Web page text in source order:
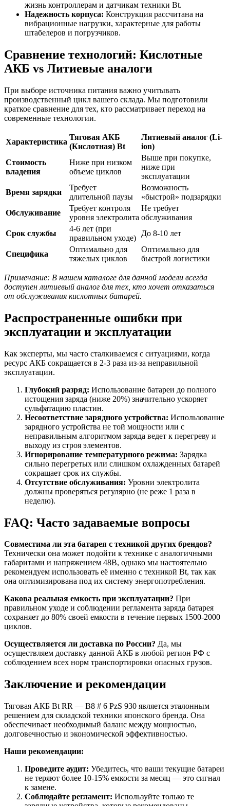
жизнь контроллерам и датчикам техники Bt.
Надежность корпуса: Конструкция рассчитана на
вибрационные нагрузки, характерные для работы
штабелеров и погрузчиков.
Сравнение технологий: Кислотные
АКБ vs Литиевые аналоги
При выборе источника питания важно учитывать
производственный цикл вашего склада. Мы подготовили
краткое сравнение для тех, кто рассматривает переход на
современные технологии.
Характеристика
Тяговая АКБ
(Кислотная) Bt
Литиевый аналог (Li-
ion)
Стоимость
владения
Ниже при низком
объеме циклов
Выше при покупке,
ниже при
эксплуатации
Время зарядки
Требует
длительной паузы
Возможность
«быстрой» подзарядки
Обслуживание
Требует контроля
уровня электролита
Не требует
обслуживания
Срок службы
4-6 лет (при
правильном уходе)
До 8-10 лет
Специфика
Оптимально для
тяжелых циклов
Оптимально для
быстрой логистики
Примечание: В нашем каталоге для данной модели всегда
доступен литиевый аналог для тех, кто хочет отказаться
от обслуживания кислотных батарей.
Распространенные ошибки при
эксплуатации и эксплуатации
Как эксперты, мы часто сталкиваемся с ситуациями, когда
ресурс АКБ сокращается в 2-3 раза из-за неправильной
эксплуатации.
Глубокий разряд: Использование батареи до полного
истощения заряда (ниже 20%) значительно ускоряет
сульфатацию пластин.
Несоответствие зарядного устройства: Использование
зарядного устройства не той мощности или с
неправильным алгоритмом заряда ведет к перегреву и
выходу из строя элементов.
Игнорирование температурного режима: Зарядка
сильно перегретых или слишком охлажденных батарей
сокращает срок их службы.
Отсутствие обслуживания: Уровни электролита
должны проверяться регулярно (не реже 1 раза в
неделю).
FAQ: Часто задаваемые вопросы
Совместима ли эта батарея с техникой других брендов?
Технически она может подойти к технике с аналогичными
габаритами и напряжением 48В, однако мы настоятельно
рекомендуем использовать её именно с техникой Bt, так как
она оптимизирована под их систему энергопотребления.
Какова реальная емкость при эксплуатации? При
правильном уходе и соблюдении регламента заряда батарея
сохраняет до 80% своей емкости в течение первых 1500-2000
циклов.
Осуществляется ли доставка по России? Да, мы
осуществляем доставку данной АКБ в любой регион РФ с
соблюдением всех норм транспортировки опасных грузов.
Заключение и рекомендации
Тяговая АКБ Bt RR — B8 # 6 PzS 930 является эталонным
решением для складской техники японского бренда. Она
обеспечивает необходимый баланс между мощностью,
долговечностью и экономической эффективностью.
Наши рекомендации:
Проведите аудит: Убедитесь, что ваши текущие батареи
не теряют более 10-15% емкости за месяц — это сигнал
к замене.
Соблюдайте регламент: Используйте только те